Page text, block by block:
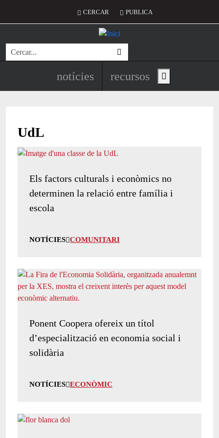
Menú del compte d'usuari
CERCAR PUBLICA
Cerca
Navegació principal de
notícies recursos Show main menu
UdL
Els factors culturals i econòmics no
determinen la relació entre família i
escola
NOTÍCIES COMUNITARI
Ponent Coopera ofereix un títol
d’especialització en economia social i
solidària
NOTÍCIES ECONÒMIC